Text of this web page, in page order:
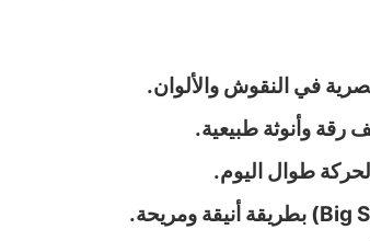
في النقوش والألوان.
وأنوثة طبيعية.
طوال اليوم.